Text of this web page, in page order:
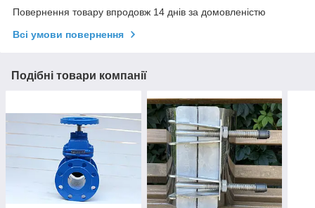
Повернення товару впродовж 14 днів за домовленістю
Всі умови повернення
Подібні товари компанії